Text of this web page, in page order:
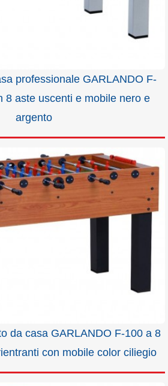
professionale GARLANDO F-
8 aste uscenti e mobile nero e
argento
da casa GARLANDO F-100 a 8
con mobile color ciliegio